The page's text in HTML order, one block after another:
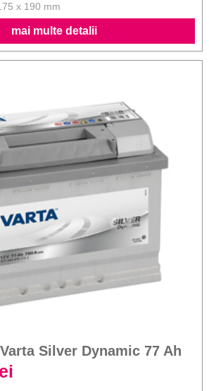
x 190 mm
mai multe detalii
Silver Dynamic 77 Ah